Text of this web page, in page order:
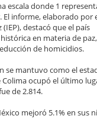
escala donde 1
El informe, elaborado por
destacó que el país
en materia de paz,
de homicidios.
se mantuvo como el
ocupó el último
de 2.814.
mejoró 5.1% en sus